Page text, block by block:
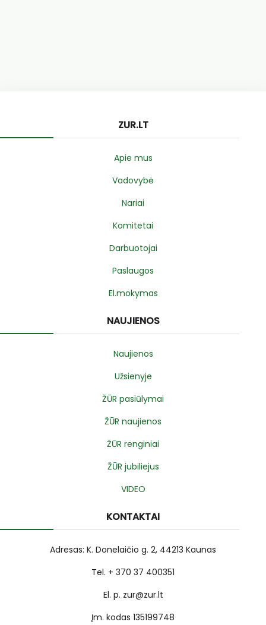
ZUR.LT
Apie mus
Vadovybė
Nariai
Komitetai
Darbuotojai
Paslaugos
El.mokymas
NAUJIENOS
Naujienos
Užsienyje
ŽŪR pasiūlymai
ŽŪR naujienos
ŽŪR renginiai
ŽŪR jubiliejus
VIDEO
KONTAKTAI
Adresas: K. Donelaičio g. 2, 44213 Kaunas
Tel. + 370 37 400351
El. p. zur@zur.lt
Įm. kodas 135199748